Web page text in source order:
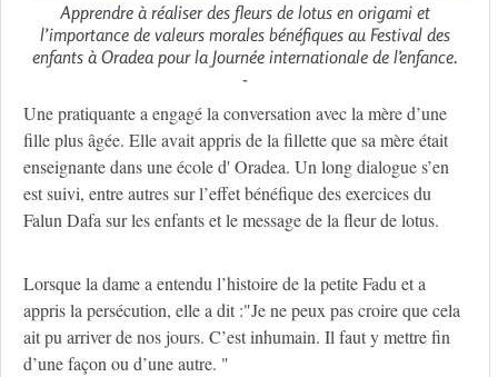
Apprendre à réaliser des fleurs de lotus en origami et
l’importance de valeurs morales bénéfiques au Festival des
enfants à Oradea pour la Journée internationale de l’enfance.
-
Une pratiquante a engagé la conversation avec la mère d’une
fille plus âgée. Elle avait appris de la fillette que sa mère était
enseignante dans une école d' Oradea. Un long dialogue s’en
est suivi, entre autres sur l’effet bénéfique des exercices du
Falun Dafa sur les enfants et le message de la fleur de lotus.
Lorsque la dame a entendu l’histoire de la petite Fadu et a
appris la persécution, elle a dit :"Je ne peux pas croire que cela
ait pu arriver de nos jours. C’est inhumain. Il faut y mettre fin
d’une façon ou d’une autre. "